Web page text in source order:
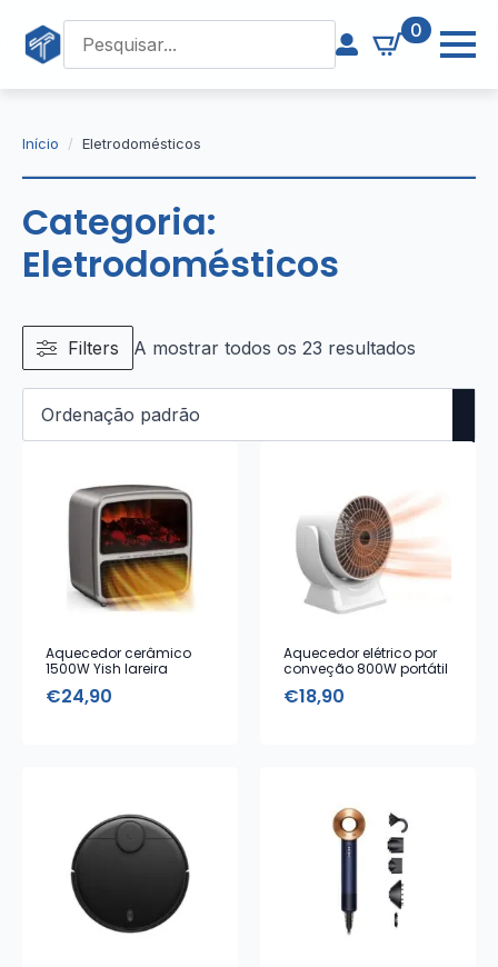
0
Início Eletrodomésticos
Categoria:
Eletrodomésticos
Filters A mostrar todos os 23 resultados
Aquecedor cerâmico
1500W Yish lareira
€24,90
Aquecedor elétrico por
conveção 800W portátil
€18,90